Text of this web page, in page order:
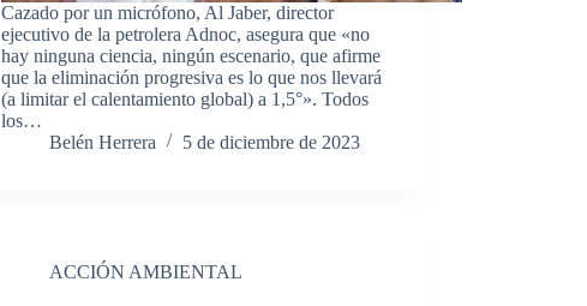
Cazado por un micrófono, Al Jaber, director
ejecutivo de la petrolera Adnoc, asegura que «no
hay ninguna ciencia, ningún escenario, que afirme
que la eliminación progresiva es lo que nos llevará
(a limitar el calentamiento global) a 1,5°». Todos
los…
Belén Herrera
5 de diciembre de 2023
ACCIÓN AMBIENTAL